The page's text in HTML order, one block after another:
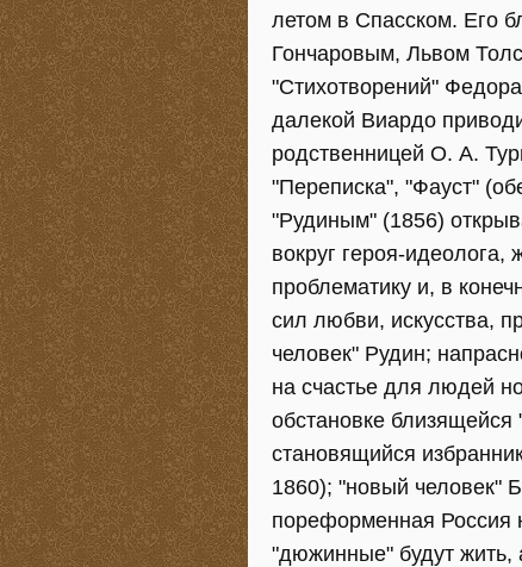
летом в Спасском. Его
Гончаровым, Львом
"Стихотворений"
далекой Виардо
родственницей О. А.
"Переписка", "Фауст"
"Рудиным" (1856)
вокруг героя-
проблематику и, в
сил любви, искусства,
человек" Рудин;
на счастье для людей
обстановке
становящийся
1860); "новый человек"
пореформенная Россия
"дюжинные" будут жить,